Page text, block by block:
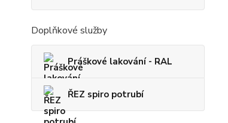
Doplňkové služby
Práškové lakování - RAL
ŘEZ spiro potrubí